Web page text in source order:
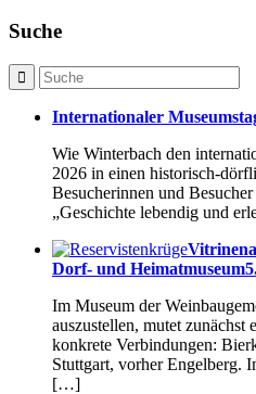
Suche
Internationaler
Wie Winterbach den
2026 in einen historisch-
Besucherinnen und
„Geschichte lebendig und
Dorf- und Heimatmuseum
Im Museum der
auszustellen, mutet zunächst
konkrete Verbindungen:
Stuttgart, vorher Engelberg.
[…]